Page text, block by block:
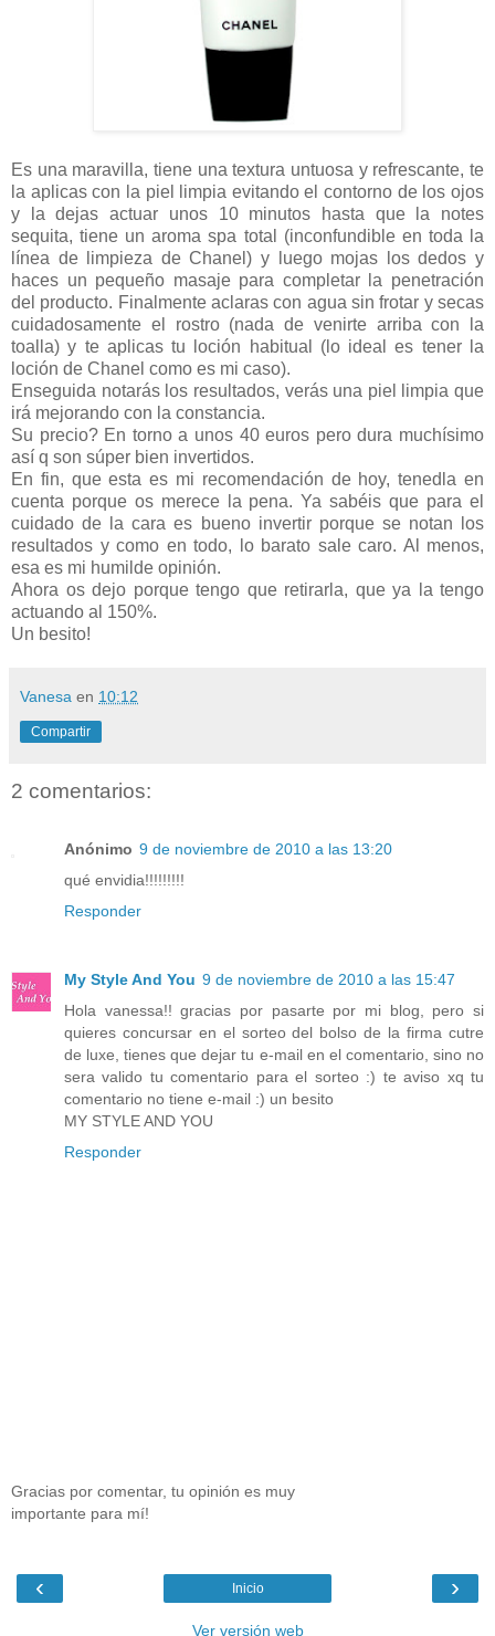
Es una maravilla, tiene una textura untuosa y refrescante, te
la aplicas con la piel limpia evitando el contorno de los ojos
y la dejas actuar unos 10 minutos hasta que la notes
sequita, tiene un aroma spa total (inconfundible en toda la
línea de limpieza de Chanel) y luego mojas los dedos y
haces un pequeño masaje para completar la penetración
del producto. Finalmente aclaras con agua sin frotar y secas
cuidadosamente el rostro (nada de venirte arriba con la
toalla) y te aplicas tu loción habitual (lo ideal es tener la
loción de Chanel como es mi caso).
Enseguida notarás los resultados, verás una piel limpia que
irá mejorando con la constancia.
Su precio? En torno a unos 40 euros pero dura muchísimo
así q son súper bien invertidos.
En fin, que esta es mi recomendación de hoy, tenedla en
cuenta porque os merece la pena. Ya sabéis que para el
cuidado de la cara es bueno invertir porque se notan los
resultados y como en todo, lo barato sale caro. Al menos,
esa es mi humilde opinión.
Ahora os dejo porque tengo que retirarla, que ya la tengo
actuando al 150%.
Un besito!
Vanesa en 10:12
Compartir
2 comentarios:
Anónimo 9 de noviembre de 2010 a las 13:20
qué envidia!!!!!!!!!
Responder
My Style And You 9 de noviembre de 2010 a las 15:47
Hola vanessa!! gracias por pasarte por mi blog, pero si
quieres concursar en el sorteo del bolso de la firma cutre
de luxe, tienes que dejar tu e-mail en el comentario, sino no
sera valido tu comentario para el sorteo :) te aviso xq tu
comentario no tiene e-mail :) un besito
MY STYLE AND YOU
Responder
Gracias por comentar, tu opinión es muy
importante para mí!
‹ ›
Inicio
Ver versión web